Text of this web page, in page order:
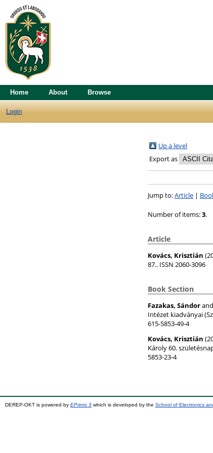
Home About Browse
Login
Up a level
Export as
Jump to:Article |
Number of items:3.
Article
Kovács, Krisztián
87.. ISSN 2060-3096
Book Section
Fazakas, Sándorand
Intézet kiadványai
615-5853-49-4
Kovács, Krisztián
Károly 60.
5853-23-4
DEREP-OKT is powered by EPrints 3 which is developed by the School of Electronics